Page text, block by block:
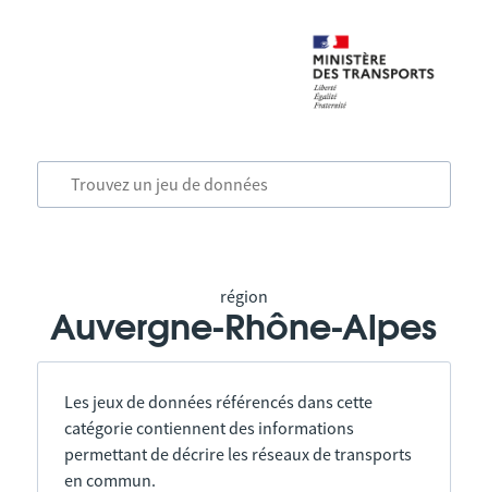
région
Auvergne-Rhône-Alpes
Les jeux de données référencés dans cette
catégorie contiennent des informations
permettant de décrire les réseaux de transports
en commun.